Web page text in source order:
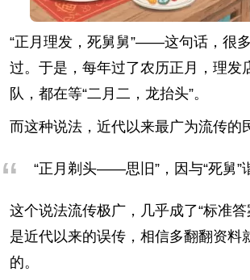
“正月理发，死舅舅”——这句话，很
过。于是，每年过了农历正月，理发
队，都在等“二月二，龙抬头”。
而这种说法，近代以来最广为流传的
“正月剃头——思旧”，因与“死舅”
这个说法流传极广，几乎成了“标准
是近代以来的误传，相信多翻翻资料
的。